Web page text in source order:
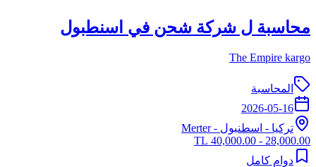
محاسبة ل شركة شحن في اسنطبول
The Empire kargo
المحاسبة
2026-05-16
تركيا - اسطنبول - Merter
28,000.00 - 40,000.00 TL
دوام كامل